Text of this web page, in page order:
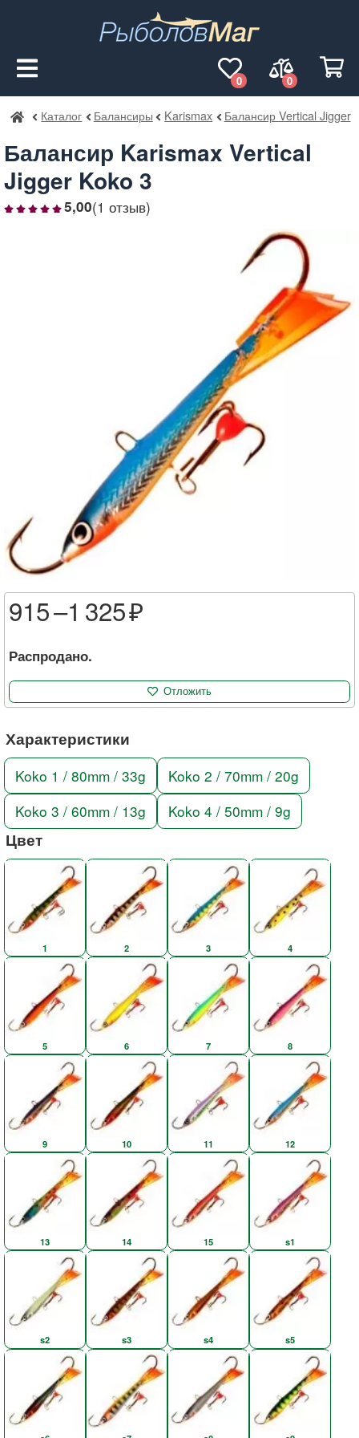
0
0
РыболовМаг
Каталог Балансиры Karismax Балансир Vertical Jigger
Балансир Karismax Vertical
Jigger Koko 3
1 2 3 4 5
5,00(1 отзыв)
Характеристики
Koko 1 / 80mm / 33g
Koko 2 / 70mm / 20g
Koko 3 / 60mm / 13g
Koko 4 / 50mm / 9g
Цвет
1 2 3 4
5 6 7 8
9 10 11 12
13 14 15 s1
s2 s3 s4 s5
915 –1 325
Распродано.
Отложить